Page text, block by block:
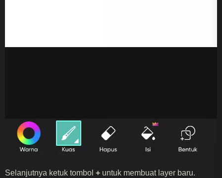
Selanjutnya ketuk tombol + untuk membuat layer baru.